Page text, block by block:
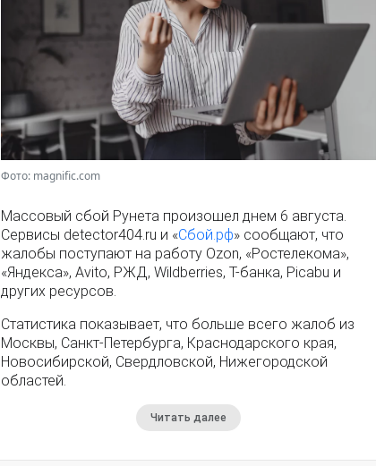
Фото: magnific.com
Массовый сбой Рунета произошел днем 6 августа.
Сервисы detector404.ru и «Сбой.рф» сообщают, что
жалобы поступают на работу Ozon, «Ростелекома»,
«Яндекса», Avito, РЖД, Wildberries, Т-банка, Picabu и
других ресурсов.
Статистика показывает, что больше всего жалоб из
Москвы, Санкт-Петербурга, Краснодарского края,
Новосибирской, Свердловской, Нижегородской
областей.
Читать далее